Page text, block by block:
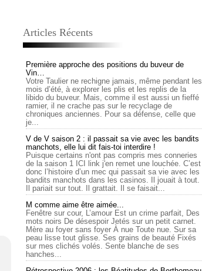
Articles Récents
Première approche des positions du buveur de
Vin…
Votre Taulier ne rechigne jamais, même pendant les
mois d’été, à explorer les plis et les replis de la
libido du buveur. Mais, comme il est aussi un fieffé
ramier, il ne crache pas sur le recyclage de
chroniques anciennes. Pour sa défense, celle que
je...
V de V saison 2 : il passait sa vie avec les bandits
manchots, elle lui dit fais-toi interdire !
Puisque certains n'ont pas compris mes conneries
de la saison 1 ICI link j'en remet une louchée. C’est
donc l’histoire d’un mec qui passait sa vie avec les
bandits manchots dans les casinos. Il jouait à tout.
Il pariait sur tout. Il grattait. Il se faisait...
M comme aime être aimée...
Fenêtre sur cour, L’amour Est un crime parfait, Des
mots noirs De désespoir Jetés sur un petit carnet.
Mère au foyer sans foyer À nue Toute nue. Sur sa
peau lisse tout glisse. Ses grains de beauté Fixés
sur mes clichés volés. Sente blanche de ses
hanches...